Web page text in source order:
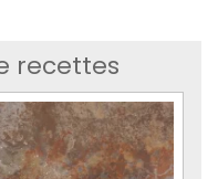
recettes